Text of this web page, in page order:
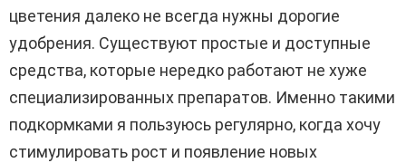
цветения далеко не всегда нужны дорогие
удобрения. Существуют простые и доступные
средства, которые нередко работают не хуже
специализированных препаратов. Именно такими
подкормками я пользуюсь регулярно, когда хочу
стимулировать рост и появление новых